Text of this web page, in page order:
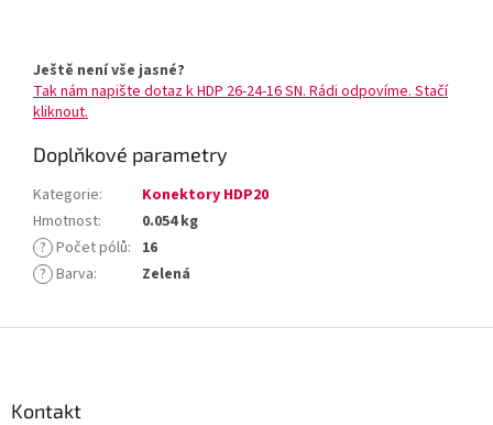
Ještě není vše jasné?
Tak nám napište dotaz k HDP 26-24-16 SN. Rádi odpovíme. Stačí
kliknout.
Doplňkové parametry
Kategorie:
Konektory HDP20
Hmotnost:
0.054 kg
? Počet pólů: 16
? Barva: Zelená
Kontakt